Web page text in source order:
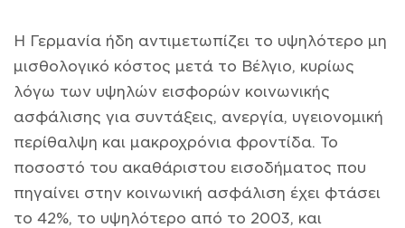
Η Γερμανία ήδη αντιμετωπίζει το υψηλότερο μη
μισθολογικό κόστος μετά το Βέλγιο, κυρίως
λόγω των υψηλών εισφορών κοινωνικής
ασφάλισης για συντάξεις, ανεργία, υγειονομική
περίθαλψη και μακροχρόνια φροντίδα. Το
ποσοστό του ακαθάριστου εισοδήματος που
πηγαίνει στην κοινωνική ασφάλιση έχει φτάσει
το 42%, το υψηλότερο από το 2003, και